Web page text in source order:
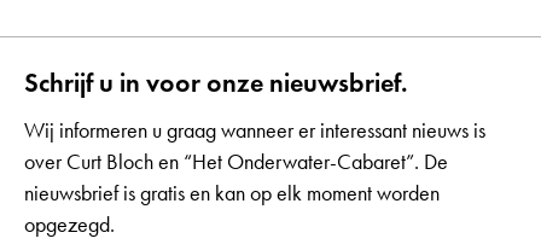
Schrijf u in voor onze nieuwsbrief.
Wij informeren u graag wanneer er interessant nieuws is
over Curt Bloch en “Het Onderwater-Cabaret”. De
nieuwsbrief is gratis en kan op elk moment worden
opgezegd.